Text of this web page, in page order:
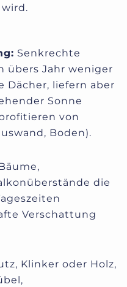
Senkrechte
übers Jahr weniger
Dächer, liefern aber
Sonne
von
Boden).
die
Verschattung
Klinker oder Holz,